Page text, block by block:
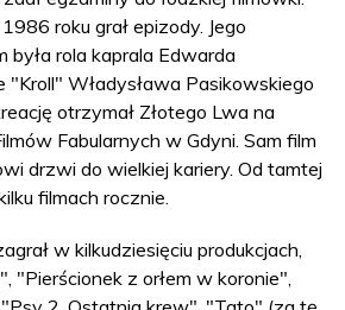
roku grał epizody. Jego
była rola kaprala Edwarda
Władysława Pasikowskiego
otrzymał Złotego Lwa na
Fabularnych w Gdyni. Sam film
drzwi do wielkiej kariery. Od tamtej
filmach rocznie.
w kilkudziesięciu produkcjach,
"Pierścionek z orłem w koronie",